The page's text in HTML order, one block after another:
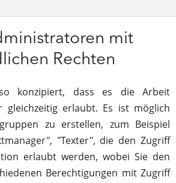
mit
Rechten
konzipiert, dass es die Arbeit
gleichzeitig erlaubt. Es ist möglich
zu erstellen, zum Beispiel
"Texter", die den Zugriff
erlaubt werden, wobei Sie den
Berechtigungen mit Zugriff